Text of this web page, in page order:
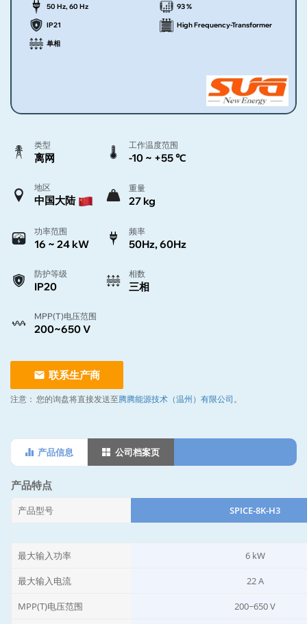
50 Hz, 60 Hz 93 %
IP21 High Frequency-Transformer
单相
类型
离网
工作温度范围
-10 ~ +55 ℃
地区
中国大陆
重量
27 kg
功率范围
16 ~ 24 kW
频率
50Hz, 60Hz
防护等级
IP20
相数
三相
MPP(T)电压范围
200~650 V
联系生产商
注意： 您的询盘将直接发送至腾腾能源技术（温州）有限公司 。
产品信息 公司档案页
产品特点
产品型号 SPICE-8K-H3
最大输入功率 6 kW
最大输入电流 22 A
MPP(T)电压范围 200~650 V